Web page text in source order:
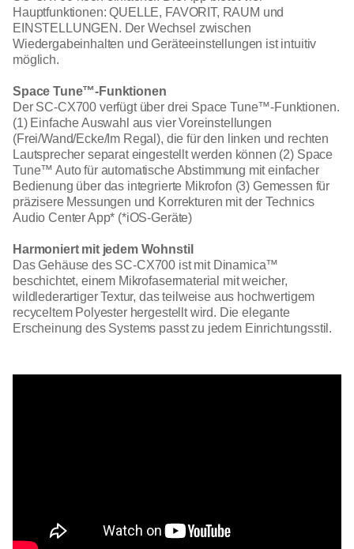
Hauptfunktionen: QUELLE, FAVORIT, RAUM und
EINSTELLUNGEN. Der Wechsel zwischen
Wiedergabeinhalten und Geräteeinstellungen ist intuitiv
möglich.
Space Tune™-Funktionen
Der SC-CX700 verfügt über drei Space Tune™-Funktionen.
(1) Einfache Auswahl aus vier Voreinstellungen
(Frei/Wand/Ecke/Im Regal), die für den linken und rechten
Lautsprecher separat eingestellt werden können (2) Space
Tune™ Auto für automatische Abstimmung mit einfacher
Bedienung über das integrierte Mikrofon (3) Gemessen für
präzisere Messungen und Korrekturen mit der Technics
Audio Center App* (*iOS-Geräte)
Harmoniert mit jedem Wohnstil
Das Gehäuse des SC-CX700 ist mit Dinamica™
beschichtet, einem Mikrofasermaterial mit weicher,
wildlederartiger Textur, das teilweise aus hochwertigem
recyceltem Polyester hergestellt wird. Die elegante
Erscheinung des Systems passt zu jedem Einrichtungsstil.